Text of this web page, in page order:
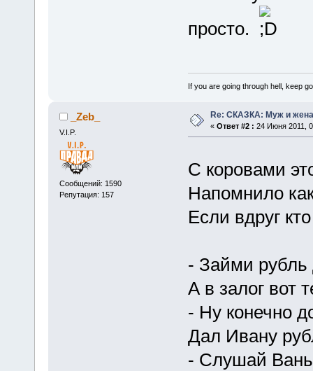
просто.
If you are going through hell, keep
_Zeb_
V.I.P.
Сообщений: 1590
Репутация: 157
Re: СКАЗКА: Муж и
« Ответ #2 : 24 Июня 2011,
С коровами
Напомнило
Если вдруг
- Займи рубль
А в залог вот
- Ну конечно
Дал Ивану
- Слушай